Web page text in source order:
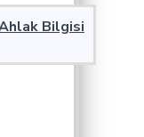
Bilgisi